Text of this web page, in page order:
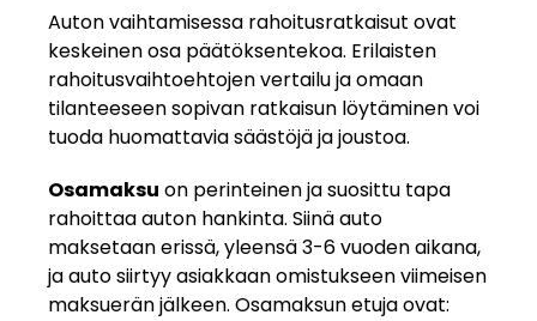
Auton vaihtamisessa rahoitusratkaisut ovat
keskeinen osa päätöksentekoa. Erilaisten
rahoitusvaihtoehtojen vertailu ja omaan
tilanteeseen sopivan ratkaisun löytäminen voi
tuoda huomattavia säästöjä ja joustoa.
Osamaksu on perinteinen ja suosittu tapa
rahoittaa auton hankinta. Siinä auto
maksetaan erissä, yleensä 3-6 vuoden aikana,
ja auto siirtyy asiakkaan omistukseen viimeisen
maksuerän jälkeen. Osamaksun etuja ovat: